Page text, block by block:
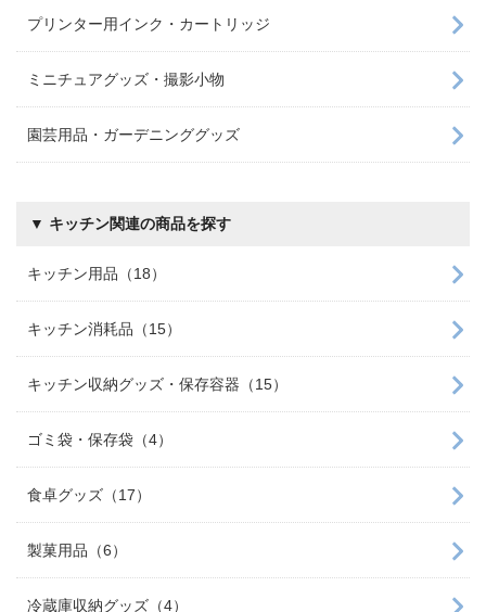
プリンター用インク・カートリッジ
ミニチュアグッズ・撮影小物
園芸用品・ガーデニンググッズ
▼ キッチン関連の商品を探す
キッチン用品（18）
キッチン消耗品（15）
キッチン収納グッズ・保存容器（15）
ゴミ袋・保存袋（4）
食卓グッズ（17）
製菓用品（6）
冷蔵庫収納グッズ（4）